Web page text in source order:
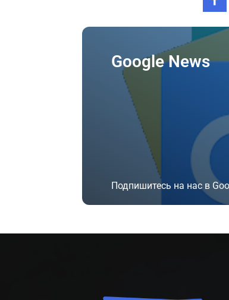
Google News
Подпишитесь на нас в